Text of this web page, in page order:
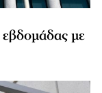
εβδομάδας με